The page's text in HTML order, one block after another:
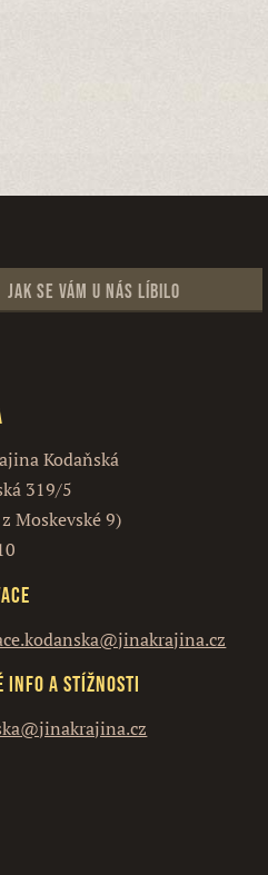
Jak se vám u nás líbilo
Kodaňská
319/5
Moskevské 9)
info a stížnosti